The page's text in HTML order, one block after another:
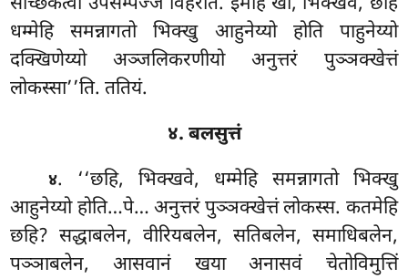
धम्मेहि समन्नागतो भिक्खु आहुनेय्यो होति पाहुनेय्यो
दक्खिणेय्यो अञ्जलिकरणीयो अनुत्तरं पुञ्ञक्खेत्तं
लोकस्सा’’ति. ततियं.
४. बलसुत्तं
४. ‘‘छहि, भिक्खवे, धम्मेहि समन्नागतो भिक्खु
आहुनेय्यो होति…पे… अनुत्तरं पुञ्ञक्खेत्तं लोकस्स. कतमेहि
छहि? सद्धाबलेन, वीरियबलेन, सतिबलेन, समाधिबलेन,
पञ्ञाबलेन, आसवानं खया अनासवं चेतोविमुत्तिं